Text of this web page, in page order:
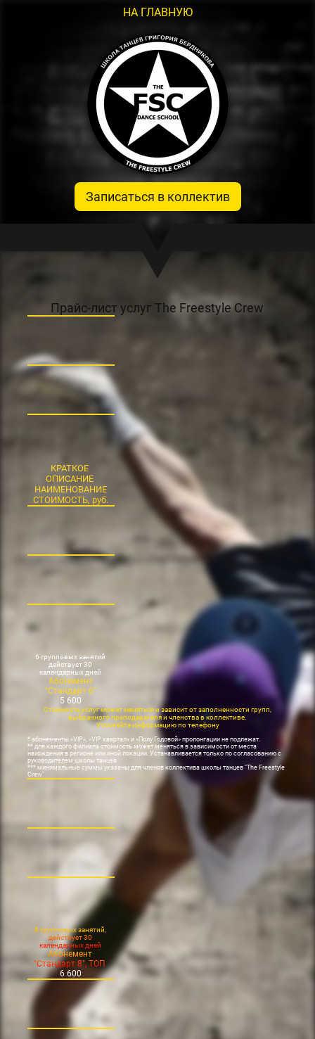
НА ГЛАВНУЮ
Записаться в коллектив
Прайс-лист услуг The Freestyle Crew
КРАТКОЕ
ОПИСАНИЕ
НАИМЕНОВАНИЕ
СТОИМОСТЬ, руб.
6 групповых занятий
действует 30
календарных дней
Абонемент
"Стандарт 6"
5 600
Стоимость услуг может меняться и зависит от заполненности групп,
выбранного преподавателя и членства в коллективе.
Уточняйте информацию по телефону
* абонементы «VIP», «VIP квартал» и «Полу Годовой» пролонгации не подлежат.
** для каждого филиала стоимость может меняться в зависимости от места
нахождения в регионе или иной локации. Устанавливается только по согласованию с
руководителем школы танцев
*** минимальные суммы указаны для членов коллектива школы танцев "The Freestyle
Crew"
8 групповых занятий,
действует 30
календарных дней
Абонемент
"Стандарт 8", ТОП
6 600